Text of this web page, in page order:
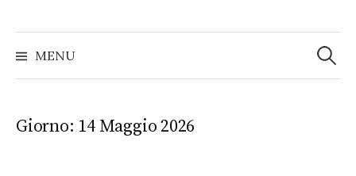
MENU per:
Giorno: 14 Maggio 2026